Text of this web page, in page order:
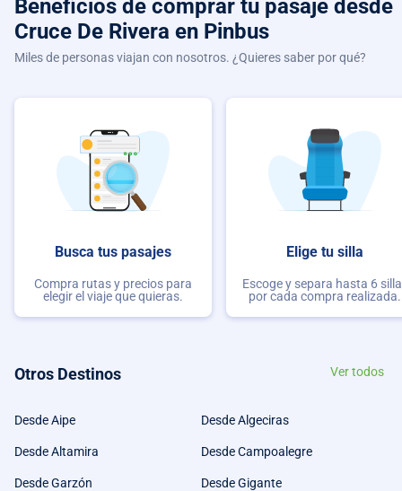
Beneficios de comprar tu pasaje desde
Cruce De Rivera en Pinbus
Miles de personas viajan con nosotros. ¿Quieres saber por qué?
Busca tus pasajes
Compra rutas y precios para
elegir el viaje que quieras.
Elige tu silla
Escoge y separa hasta 6
por cada compra realizada.
Otros Destinos Ver todos
Desde Aipe Desde Algeciras
Desde Altamira Desde Campoalegre
Desde Garzón Desde Gigante